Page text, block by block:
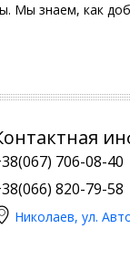
Мы знаем, как
706-08-40
820-79-58
Николаев, ул.